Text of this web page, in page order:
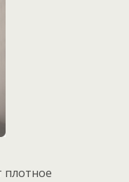
плотное